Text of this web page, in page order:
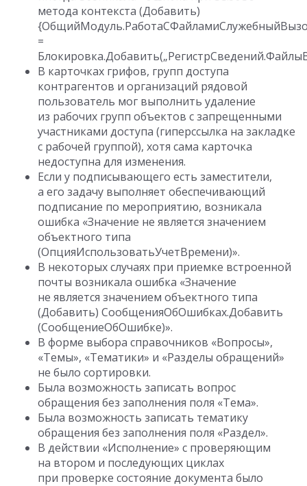
метода контекста (Добавить)
=
В карточках грифов, групп доступа
контрагентов и организаций рядовой
пользователь мог выполнить удаление
из рабочих групп объектов с запрещенными
участниками доступа (гиперссылка на закладке
с рабочей группой), хотя сама карточка
недоступна для изменения.
Если у подписывающего есть заместители,
а его задачу выполняет обеспечивающий
подписание по мероприятию, возникала
ошибка «Значение не является значением
объектного типа
(ОпцияИспользоватьУчетВремени)».
В некоторых случаях при приемке встроенной
почты возникала ошибка «Значение
не является значением объектного типа
(Добавить) СообщенияОбОшибках.Добавить
(СообщениеОбОшибке)».
В форме выбора справочников «Вопросы»,
«Темы», «Тематики» и «Разделы обращений»
не было сортировки.
Была возможность записать вопрос
обращения без заполнения поля «Тема».
Была возможность записать тематику
обращения без заполнения поля «Раздел».
В действии «Исполнение» с проверяющим
на втором и последующих циклах
при проверке состояние документа было